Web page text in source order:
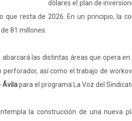
dólares el plan de
que resta de 2026. En un principio, la
81 millones.
abarcará las distintas áreas que opera
perforador, así como el trabajo de
Ávilapara el programa La Voz del
la construcción de una nueva